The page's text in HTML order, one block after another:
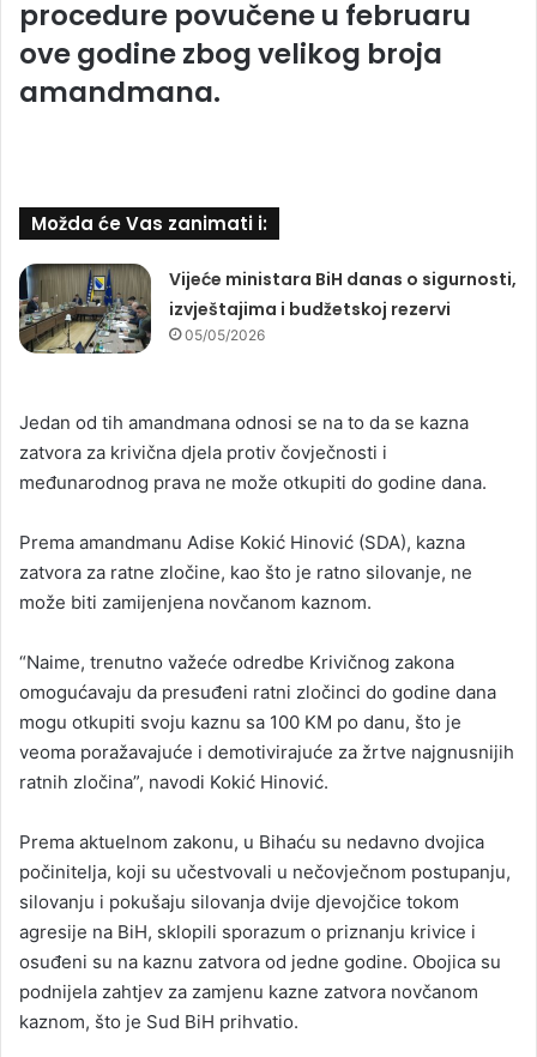
procedure povučene u februaru
ove godine zbog velikog broja
amandmana.
Možda će Vas zanimati i:
Vijeće ministara BiH danas o sigurnosti,
izvještajima i budžetskoj rezervi
05/05/2026
Jedan od tih amandmana odnosi se na to da se kazna
zatvora za krivična djela protiv čovječnosti i
međunarodnog prava ne može otkupiti do godine dana.
Prema amandmanu Adise Kokić Hinović (SDA), kazna
zatvora za ratne zločine, kao što je ratno silovanje, ne
može biti zamijenjena novčanom kaznom.
“Naime, trenutno važeće odredbe Krivičnog zakona
omogućavaju da presuđeni ratni zločinci do godine dana
mogu otkupiti svoju kaznu sa 100 KM po danu, što je
veoma poražavajuće i demotivirajuće za žrtve najgnusnijih
ratnih zločina”, navodi Kokić Hinović.
Prema aktuelnom zakonu, u Bihaću su nedavno dvojica
počinitelja, koji su učestvovali u nečovječnom postupanju,
silovanju i pokušaju silovanja dvije djevojčice tokom
agresije na BiH, sklopili sporazum o priznanju krivice i
osuđeni su na kaznu zatvora od jedne godine. Obojica su
podnijela zahtjev za zamjenu kazne zatvora novčanom
kaznom, što je Sud BiH prihvatio.